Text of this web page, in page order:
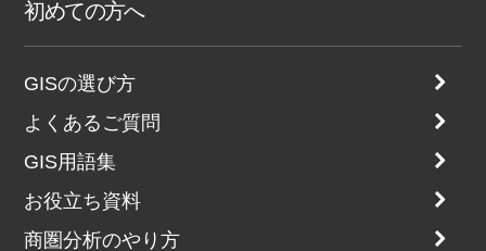
初めての方へ
GISの選び方
よくあるご質問
GIS用語集
お役立ち資料
商圏分析のやり方